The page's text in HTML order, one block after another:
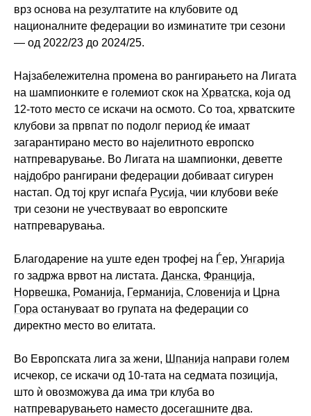
врз основа на резултатите на клубовите од
националните федерации во изминатите три сезони
— од 2022/23 до 2024/25.
Најзабележителна промена во рангирањето на Лигата
на шампионките е големиот скок на Хрватска, која од
12-тото место се искачи на осмото. Со тоа, хрватските
клубови за првпат по подолг период ќе имаат
загарантирано место во најелитното европско
натпреварување. Во Лигата на шампионки, деветте
најдобро рангирани федерации добиваат сигурен
настап. Од тој круг испаѓа Русија, чии клубови веќе
три сезони не учествуваат во европските
натпреварувања.
Благодарение на уште еден трофеј на Ѓер, Унгарија
го задржа врвот на листата. Данска, Франција,
Норвешка, Романија, Германија, Словенија и Црна
Гора остануваат во групата на федерации со
директно место во елитата.
Во Европската лига за жени, Шпанија направи голем
исчекор, се искачи од 10-тата на седмата позиција,
што ѝ овозможува да има три клуба во
натпреварувањето наместо досегашните два.